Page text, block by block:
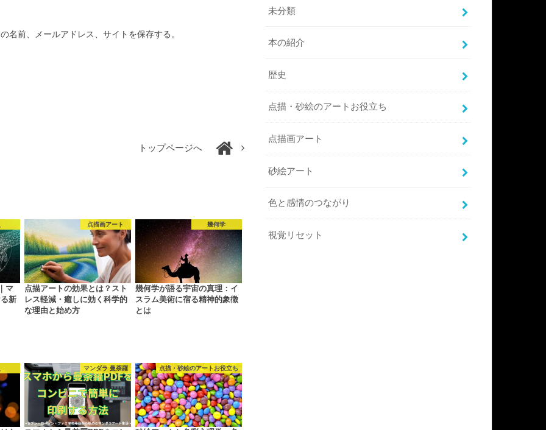
名前、メールアドレス、サイトを保存する。
トップページへ
マ
新
点描画アート
点描アートの効果とは？スト
レス軽減・癒しに効く科学的
な理由と始め方
幾何学
幾何学が語る宇宙の真理：イ
スラム美術に宿る精神的象徴
とは
マンダラ 曼荼羅 点描・砂絵のアートお役立ち
未分類
本の紹介
歴史
点描・砂絵のアートお役立ち
点描画アート
砂絵アート
色と感情のつながり
視覚リセット